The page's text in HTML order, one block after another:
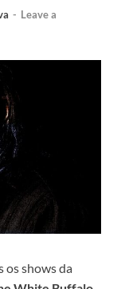
- Leave a
os shows da